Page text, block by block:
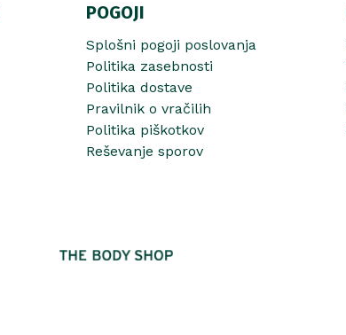
POGOJI
Splošni pogoji poslovanja
Politika zasebnosti
Politika dostave
Pravilnik o vračilih
Politika piškotkov
Reševanje sporov